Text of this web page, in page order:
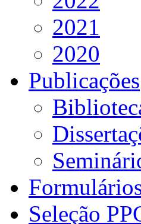
2021
2020
Publicações
Seleção